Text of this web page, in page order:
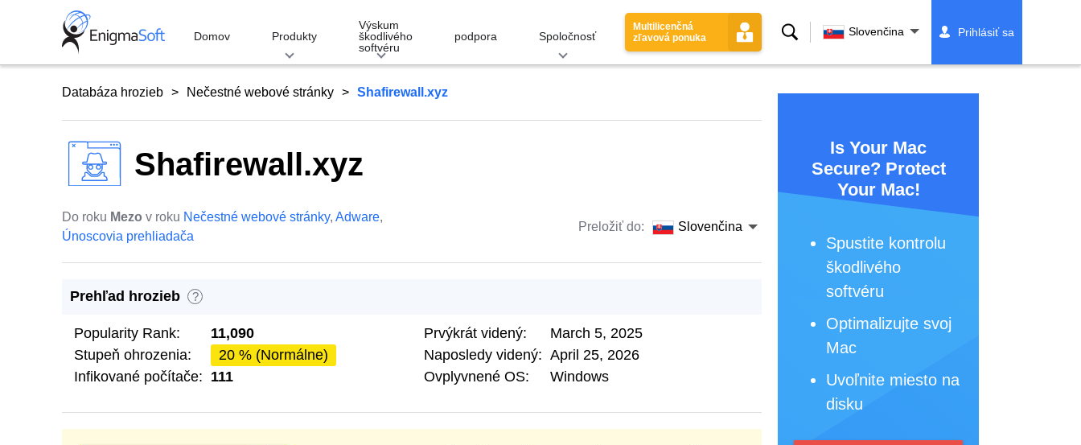
Domov Produkty
Výskum
škodlivého
softvéru
podpora Spoločnosť
Multilicenčná
zľavová ponuka
VyhľadávanieSlovenčina Prihlásiť sa
Databáza hrozieb Nečestné webové stránky Shafirewall.xyz
Shafirewall.xyz
Do roku Mezo v roku Nečestné webové stránky, Adware,
Únoscovia prehliadača
Preložiť do: Slovenčina
Prehľad hrozieb ?
Popularity Rank:
11,090
Stupeň ohrozenia:
20 % (Normálne)
Infikované počítače: 111
Prvýkrát videný:
March 5, 2025
Naposledy videný: April 25, 2026
Ovplyvnené OS:
Windows
Is Your Mac
Secure? Protect
Your Mac!
Spustite kontrolu
škodlivého
softvéru
Optimalizujte svoj
Mac
Uvoľnite miesto na
disku